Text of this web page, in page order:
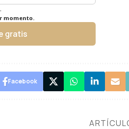
momento.
gratis
Facebook